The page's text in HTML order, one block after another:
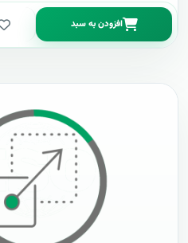
افزودن به سبد